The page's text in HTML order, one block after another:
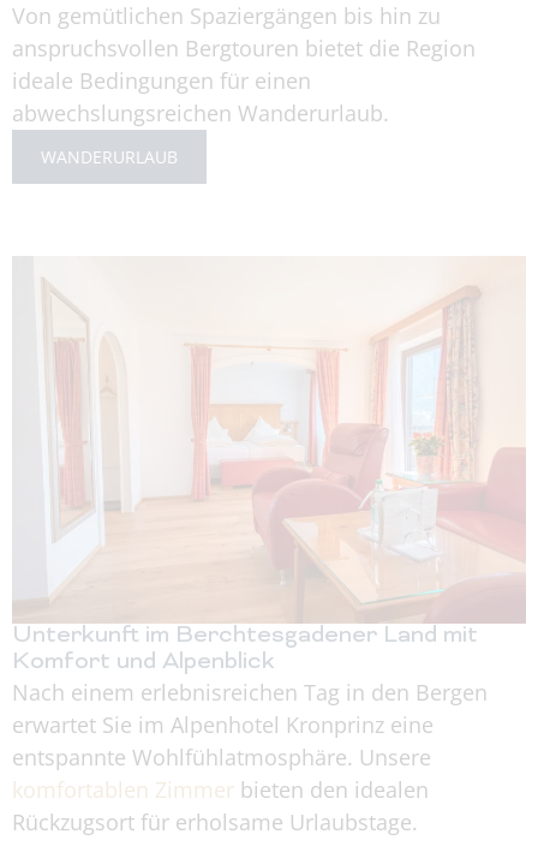
Von gemütlichen Spaziergängen bis hin zu
anspruchsvollen Bergtouren bietet die Region
ideale Bedingungen für einen
abwechslungsreichen Wanderurlaub.
WANDERURLAUB
Unterkunft im Berchtesgadener Land mit
Komfort und Alpenblick
Nach einem erlebnisreichen Tag in den Bergen
erwartet Sie im Alpenhotel Kronprinz eine
entspannte Wohlfühlatmosphäre. Unsere
komfortablen Zimmer bieten den idealen
Rückzugsort für erholsame Urlaubstage.